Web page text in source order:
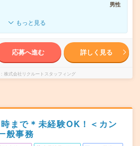
男性
もっと見る
応募へ進む 詳しく見る
株式会社リクルートスタッフィング
まで＊未経験OK！＜カン
般事務